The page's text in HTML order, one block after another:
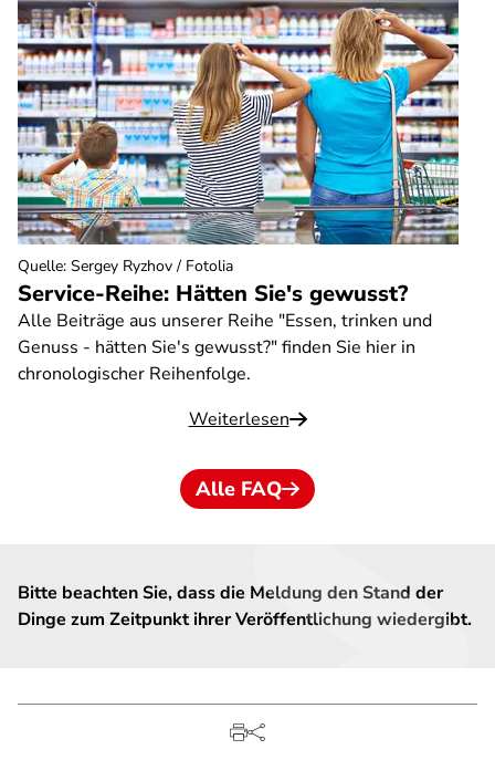
Service-Reihe: Hätten Sie's gewusst?
Alle Beiträge aus unserer Reihe "Essen, trinken und
Genuss - hätten Sie's gewusst?" finden Sie hier in
chronologischer Reihenfolge.
Weiterlesen
Quelle: Sergey Ryzhov / Fotolia
Alle FAQ
Bitte beachten Sie, dass die Meldung den Stand der
Dinge zum Zeitpunkt ihrer Veröffentlichung wiedergibt.